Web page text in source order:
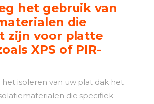
het gebruik van
die
zijn voor platte
XPS of PIR-
het isoleren van uw plat dak het
die specifiek